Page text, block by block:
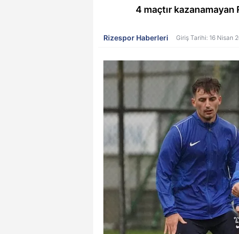
4 maçtır kazanamayan
Rizespor Haberleri Giriş Tarihi: 16 Nisan